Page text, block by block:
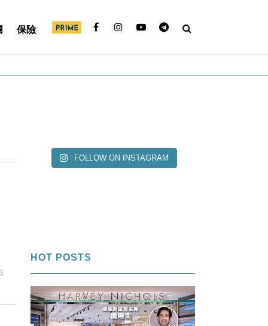
保險
FOLLOW ON INSTAGRAM
HOT POSTS